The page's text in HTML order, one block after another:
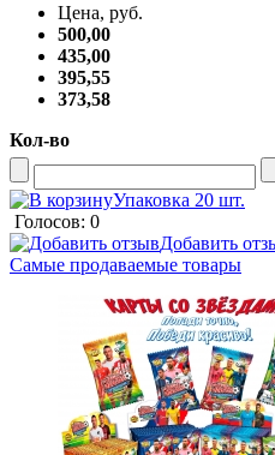
Цена, руб.
500,00
435,00
395,55
373,58
Кол-во
Упаковка 20 шт.
Голосов: 0
Добавить
Самые продаваемые товары